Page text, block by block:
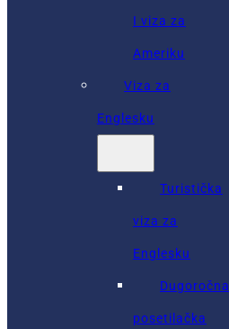
I viza za
Ameriku
Viza za
Englesku
Turistička
viza za
Englesku
Dugoročna
posetilačka